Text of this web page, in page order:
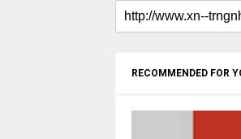
RECOMMENDED FOR